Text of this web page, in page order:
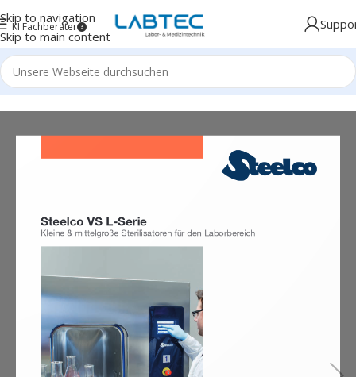
Skip to navigation
Skip to main content
KI Fachberater